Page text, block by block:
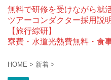
無料で研修を受けながら就
ツアーコンダクター採用説
【旅行綜研】
寮費・水道光熱費無料・食
HOME > 新着 >